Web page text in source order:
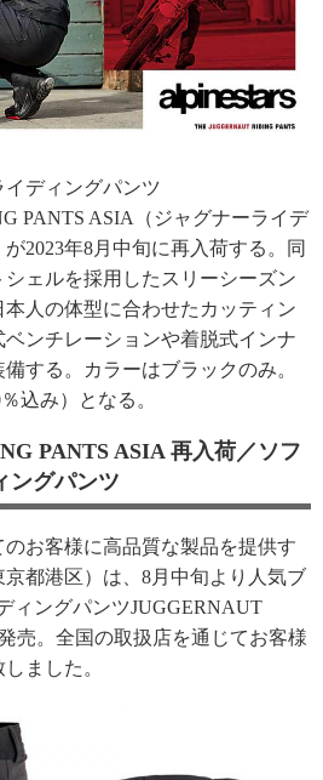
ディングパンツ
PANTS ASIA（ジャグナーライデ
2023年8月中旬に再入荷する。同
ェルを採用したスリーシーズン
人の体型に合わせたカッティン
ンチレーションや着脱式インナ
する。カラーはブラックのみ。
込み）となる。
PANTS ASIA 再入荷／ソフ
ングパンツ
お客様に高品質な製品を提供す
都港区）は、8月中旬より人気ブ
ィングパンツJUGGERNAUT
売。全国の取扱店を通じてお客様
ました。